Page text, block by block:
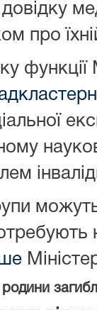
про